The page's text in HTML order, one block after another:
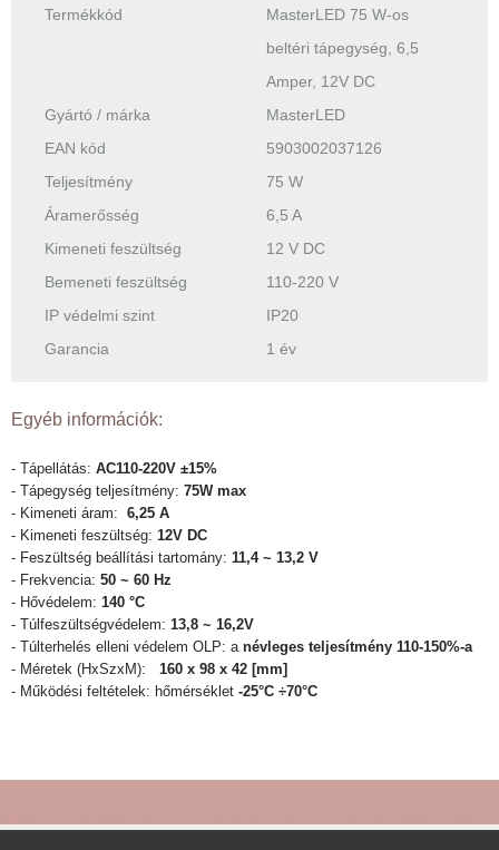
Termékkód
MasterLED 75 W-os
beltéri tápegység, 6,5
Amper, 12V DC
Gyártó / márka
MasterLED
EAN kód
5903002037126
Teljesítmény
75 W
Áramerősség
6,5 A
Kimeneti feszültség
12 V DC
Bemeneti feszültség
110-220 V
IP védelmi szint
IP20
Garancia
1 év
Egyéb információk:
- Tápellátás: AC110-220V ±15%
- Tápegység teljesítmény: 75W max
- Kimeneti áram: 6,25 A
- Kimeneti feszültség: 12V DC
- Feszültség beállítási tartomány: 11,4 ~ 13,2 V
- Frekvencia: 50 ~ 60 Hz
- Hővédelem: 140 °C
- Túlfeszültségvédelem: 13,8 ~ 16,2V
- Túlterhelés elleni védelem OLP: anévleges teljesítmény 110-150%-a
- Méretek (HxSzxM):
160 x 98 x 42 [mm]
- Működési feltételek: hőmérséklet -25°C ÷70°C